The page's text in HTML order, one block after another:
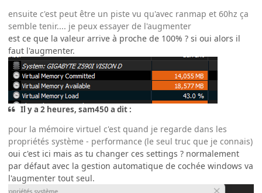
ensuite c'est peut être un piste vu qu'avec ranmap et 60hz ça
semble tenir.... je peux essayer de l'augmenter
est ce que la valeur arrive à proche de 100% ? si oui alors il
faut l'augmenter.
Il y a 2 heures, sam450 a dit :
pour la mémoire virtuel c'est quand je regarde dans les
propriétés système - performance (le seul truc que je connais)
oui c'est ici mais as tu changer ces settings ? normalement
par défaut avec la gestion automatique de cochée windows va
l'augmenter tout seul.